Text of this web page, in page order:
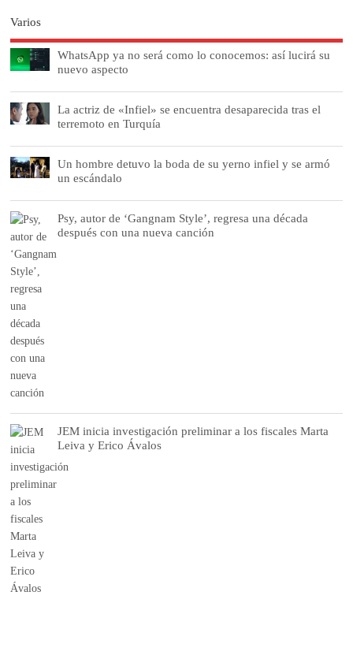
Varios
WhatsApp ya no será como lo conocemos: así lucirá su
nuevo aspecto
La actriz de «Infiel» se encuentra desaparecida tras el
terremoto en Turquía
Un hombre detuvo la boda de su yerno infiel y se armó
un escándalo
Psy, autor de ‘Gangnam Style’, regresa una década
después con una nueva canción
JEM inicia investigación preliminar a los fiscales Marta
Leiva y Erico Ávalos